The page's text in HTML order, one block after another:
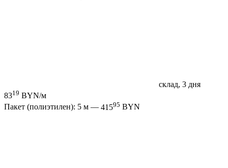
склад, 3 дня
8319 BYN/м
Пакет (полиэтилен): 5 м — 41595 BYN